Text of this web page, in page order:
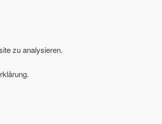
zu analysieren.